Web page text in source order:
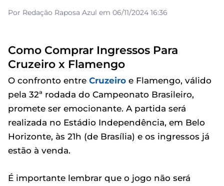
Por Redação Raposa Azul em 06/11/2024 16:36
Como Comprar Ingressos Para
Cruzeiro x Flamengo
O confronto entre Cruzeiro e Flamengo, válido
pela 32ª rodada do Campeonato Brasileiro,
promete ser emocionante. A partida será
realizada no Estádio Independência, em Belo
Horizonte, às 21h (de Brasília) e os ingressos já
estão à venda.
É importante lembrar que o jogo não será